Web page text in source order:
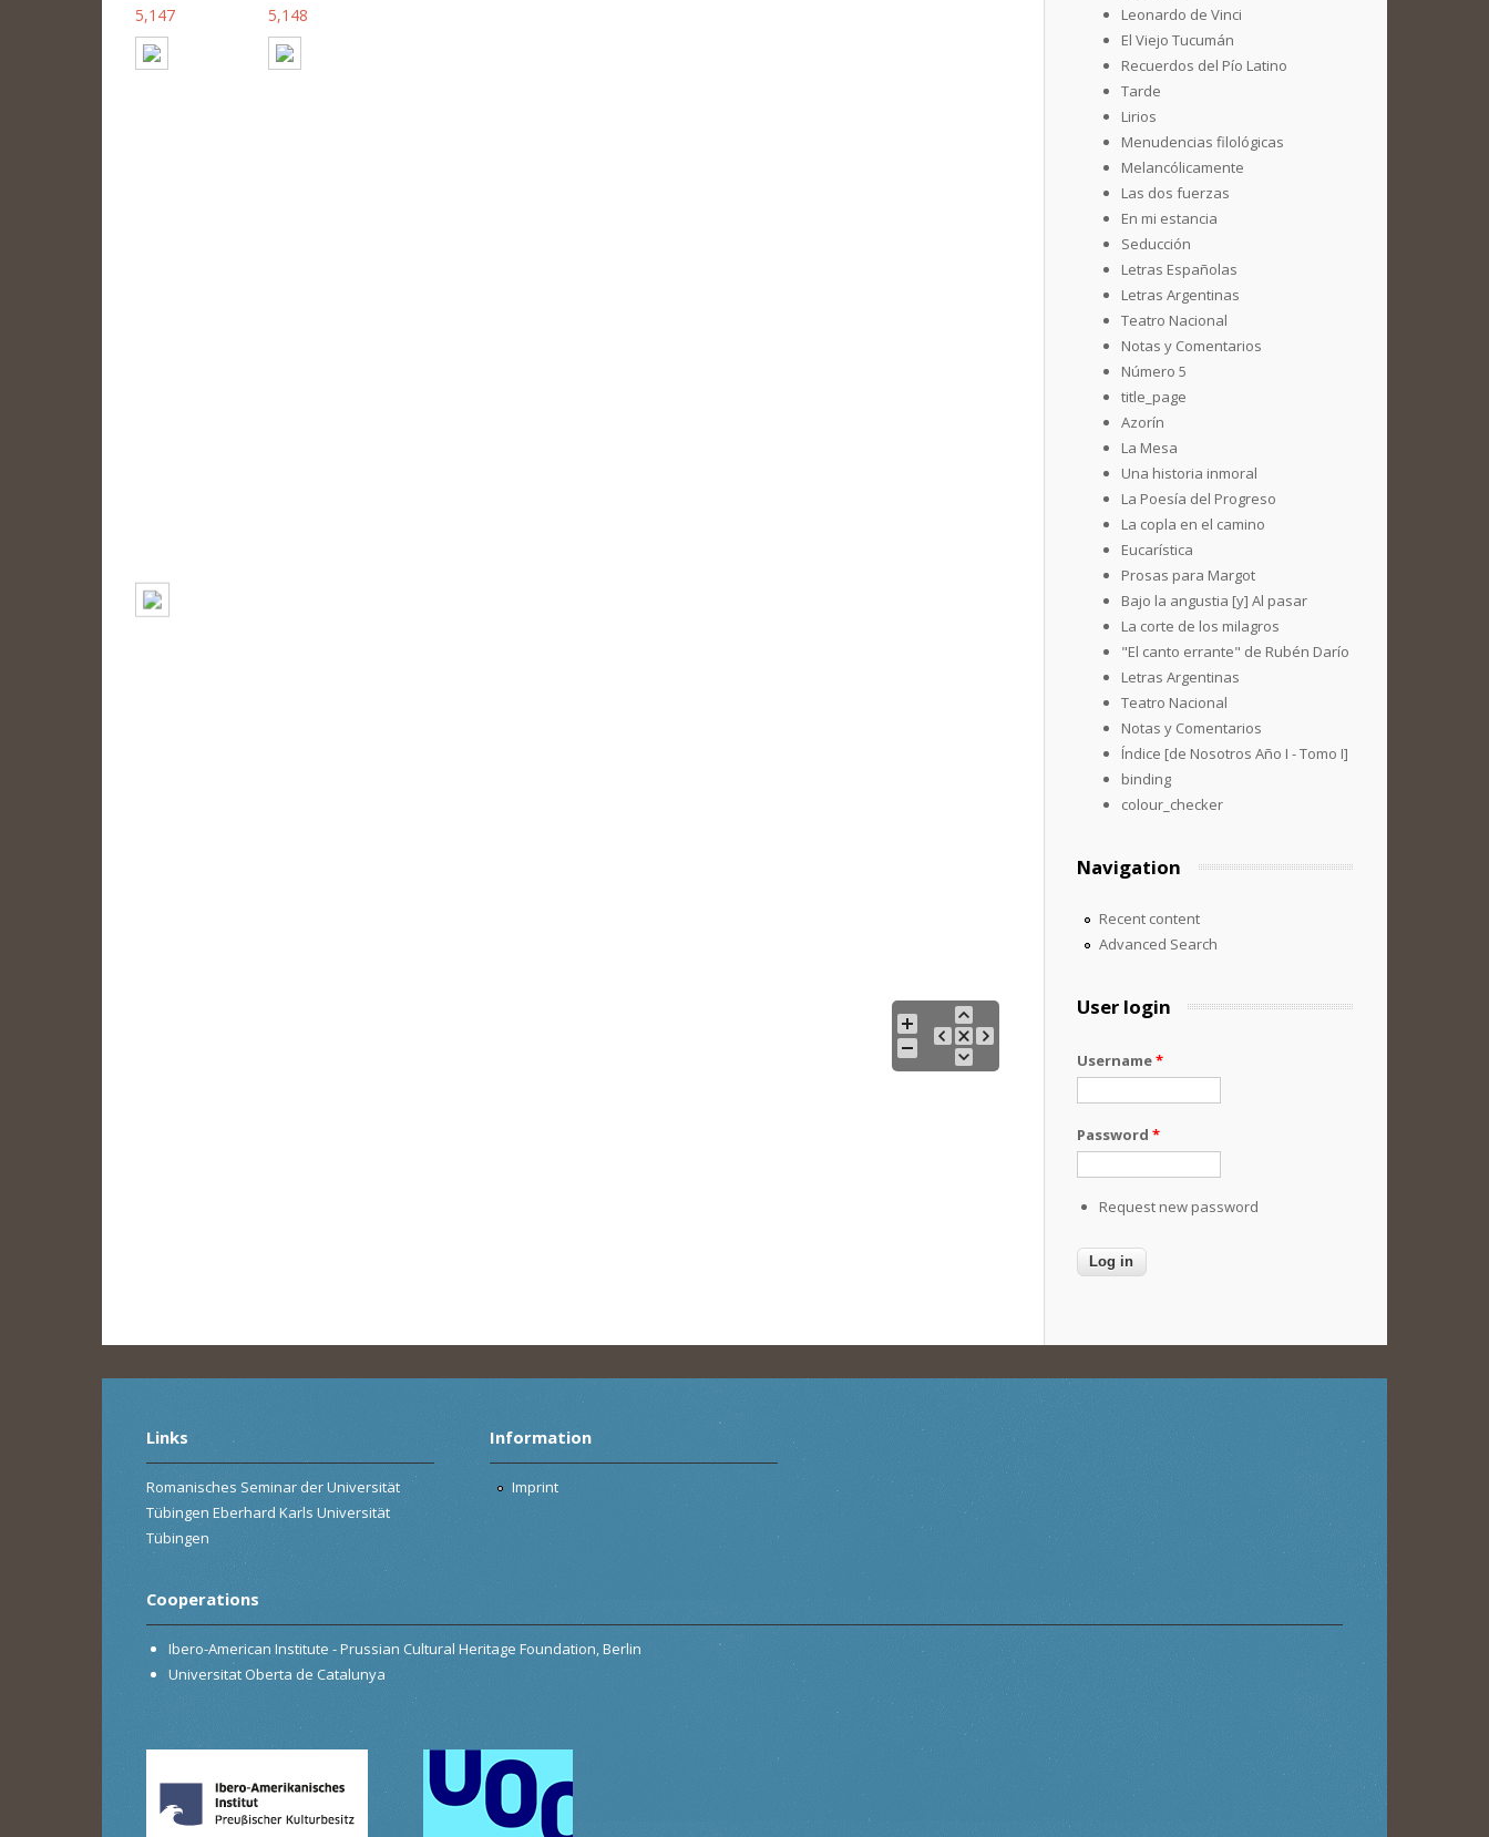
5,147
5,148
Leonardo de Vinci
El Viejo Tucumán
Recuerdos del Pío Latino
Tarde
Lirios
Menudencias filológicas
Melancólicamente
Las dos fuerzas
En mi estancia
Seducción
Letras Españolas
Letras Argentinas
Teatro Nacional
Notas y Comentarios
Número 5
title_page
Azorín
La Mesa
Una historia inmoral
La Poesía del Progreso
La copla en el camino
Eucarística
Prosas para Margot
Bajo la angustia [y] Al pasar
La corte de los milagros
"El canto errante" de Rubén Darío
Letras Argentinas
Teatro Nacional
Notas y Comentarios
Índice [de Nosotros Año I - Tomo I]
binding
colour_checker
Navigation
Recent content
Advanced Search
User login
Username*
Password *
Request new password
Links
Romanisches Seminar der Universität
Tübingen Eberhard Karls Universität
Tübingen
Information
Imprint
Cooperations
Ibero-American Institute - Prussian Cultural Heritage Foundation, Berlin
Universitat Oberta de Catalunya